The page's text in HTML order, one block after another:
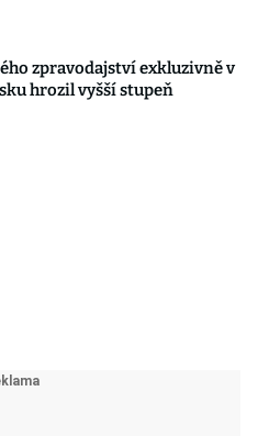
zpravodajství exkluzivně v
hrozil vyšší stupeň